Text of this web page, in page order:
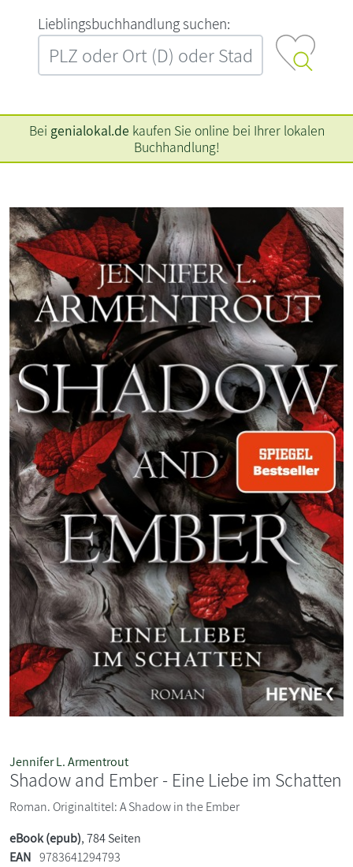
L‍i‍e‍b‍l‍i‍n‍g‍s‍b‍u‍c‍h‍h‍a‍n‍d‍l‍u‍n‍g‍ ‍s‍u‍c‍h‍e‍n‍:‍
Bei genialokal.de kaufen Sie online bei Ihrer lokalen
Buchhandlung!
Jennifer L. Armentrout
Shadow and Ember - Eine Liebe im Schatten
Roman. Originaltitel: A Shadow in the Ember
eBook (epub), 784 Seiten
EAN 9783641294793